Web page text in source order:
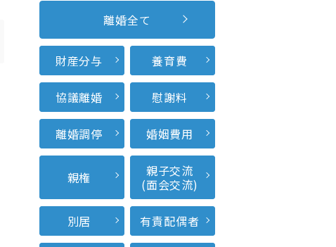
離婚全て
財産分与 養育費
協議離婚 慰謝料
離婚調停 婚姻費用
親権
親子交流
(面会交流)
別居 有責配偶者